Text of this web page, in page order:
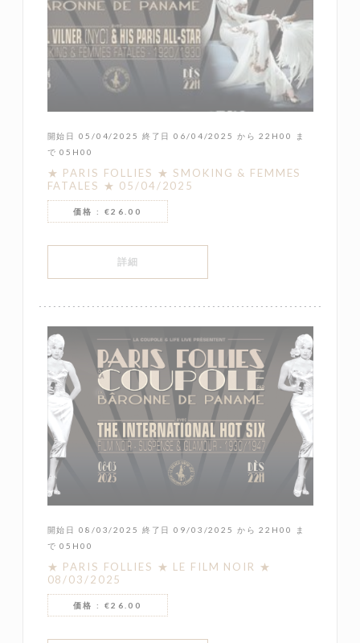
開始日 05/04/2025 終了日 06/04/2025 から 22H00 ま
で 05H00
★ PARIS FOLLIES ★ SMOKING & FEMMES
FATALES ★ 05/04/2025
価格 : €26.00
詳細
開始日 08/03/2025 終了日 09/03/2025 から 22H00 ま
で 05H00
★ PARIS FOLLIES ★ LE FILM NOIR ★
08/03/2025
価格 : €26.00